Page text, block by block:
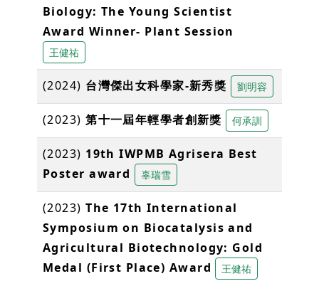
Biology: The Young Scientist
Award Winner- Plant Session
王健祐
(2024) 台灣傑出女科學家-新秀獎 劉明容
(2023)第十一屆年輕學者創新獎 何承訓
(2023) 19th IWPMB Agrisera Best
Poster award
辜瑞雪
(2023)The 17th International
Symposium on Biocatalysis and
Agricultural Biotechnology: Gold
Medal (First Place) Award
王健祐